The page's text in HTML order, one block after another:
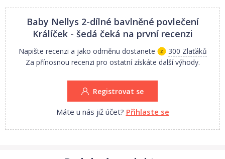
Vše vyrobeno z kvalitní 100% bavlny.
Baby Nellys 2-dílné bavlněné povlečení
Králíček - šedá čeká na první recenzi
Napište recenzi a jako odměnu dostanete
300 Zlaťáků
Za přínosnou recenzi pro ostatní získáte další výhody.
Registrovat se
Máte u nás již účet? Přihlaste se